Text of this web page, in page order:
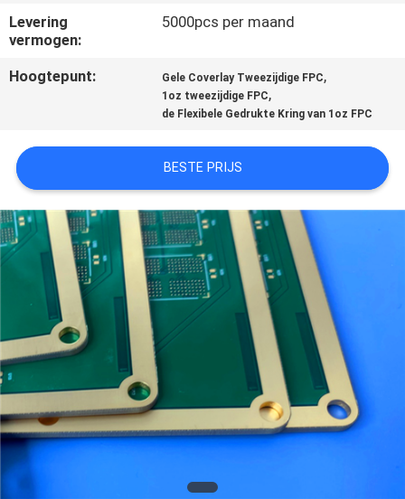
ONS
GEVALLEN
SITEMAP
PRIVACYBELEID
Levering
vermogen:
5000pcs per maand
Hoogtepunt: Gele Coverlay Tweezijdige FPC,
1oz tweezijdige FPC,
de Flexibele Gedrukte Kring van 1oz FPC
BESTE PRIJS